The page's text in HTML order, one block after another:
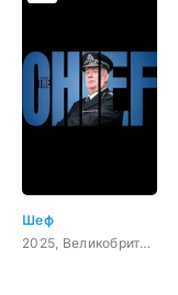
Шеф
2025, Великобритания, комедия